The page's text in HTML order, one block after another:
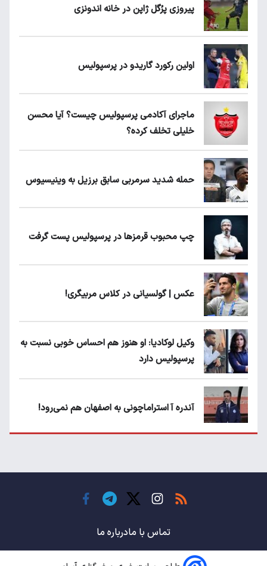
پیروزی پرُگل ژاپن در خانه اندونزی
اولین رکورد گاریدو در پرسپولیس
ماجرای آکادمی پرسپولیس چیست؟ آیا محسن
خلیلی تخلف کرده؟
حمله شدید سرمربی سابق برزیل به وینیسیوس
چپ محبوب قرمزها در پرسپولیس پست گرفت
عکس | گولسیانی در کلاس مربیگری!
وکیل لوکادیا: او هنوز هم احساس خوبی نسبت به
پرسپولیس دارد
آندره آ استراماچونی به اصفهان هم نمی‌رود!
حسن روی هوا!
باشگاه های جهان
تماس با مادرباره ما